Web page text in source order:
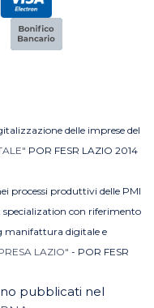
delle imprese del
POR FESR LAZIO 2014
processi produttivi delle PMI
specialization con riferimento
manifattura digitale e
LAZIO" - POR FESR
pubblicati nel